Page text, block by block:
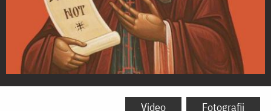
Sfântul
Video Fotografii